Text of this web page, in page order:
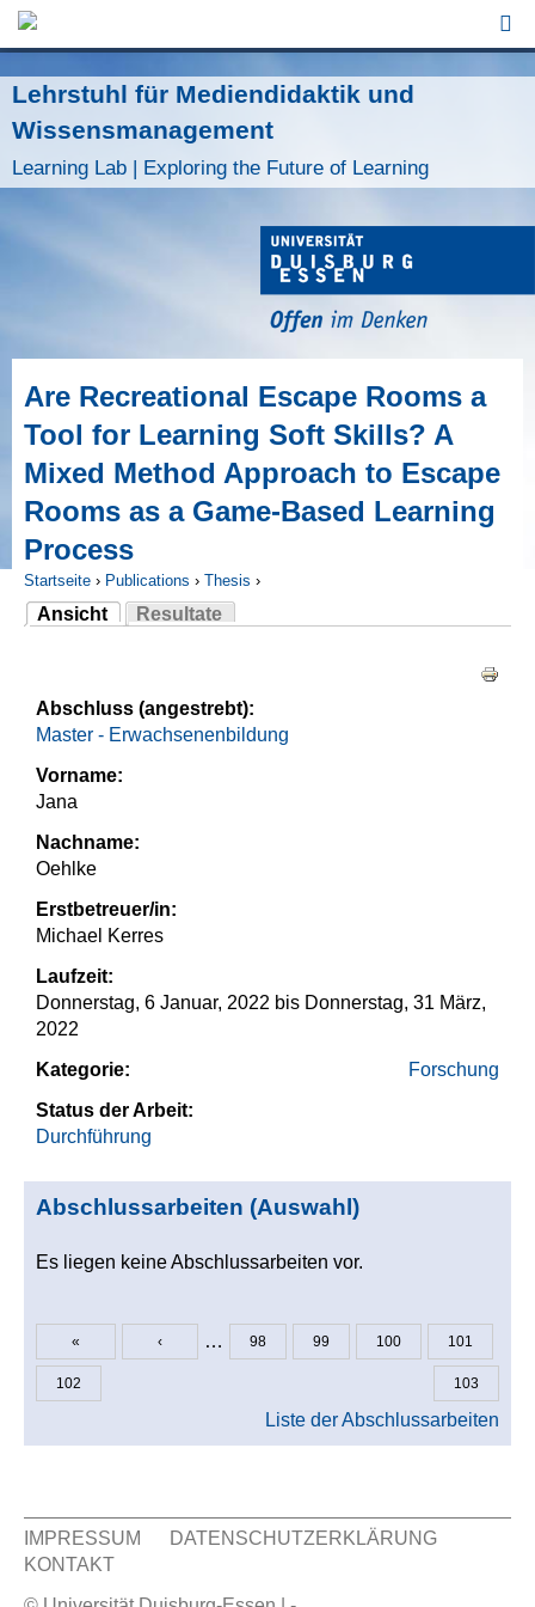
Lehrstuhl für Mediendidaktik und
Wissensmanagement
Learning Lab | Exploring the Future of Learning
Are Recreational Escape Rooms a
Tool for Learning Soft Skills? A
Mixed Method Approach to Escape
Rooms as a Game-Based Learning
Process
Sie sind hier
Startseite › Publications › Thesis ›
Ansicht
(aktiver Reiter)
Resultate
Abschluss (angestrebt):
Master - Erwachsenenbildung
Vorname:
Jana
Nachname:
Oehlke
Erstbetreuer/in:
Michael Kerres
Laufzeit:
Donnerstag, 6 Januar, 2022 bis Donnerstag, 31 März,
2022
Kategorie:
Forschung
Status der Arbeit:
Durchführung
Abschlussarbeiten (Auswahl)
Es liegen keine Abschlussarbeiten vor.
Seiten
« ‹ … 98 99 100 101
102 103
Liste der Abschlussarbeiten
Sekundär Menü
IMPRESSUM
DATENSCHUTZERKLÄRUNG
KONTAKT